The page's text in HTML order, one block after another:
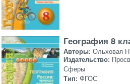
География 8
Авторы: Ольховая
Издательство:
Сферы
Тип: ФГОС